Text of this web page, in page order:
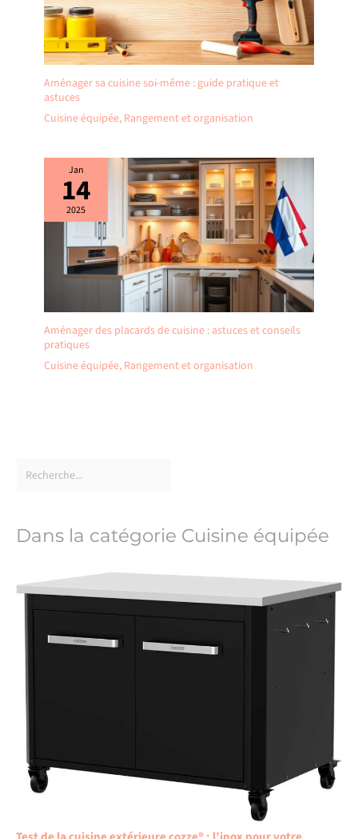
Aménager sa cuisine soi-même : guide pratique et
astuces
Cuisine équipée, Rangement et organisation
Jan
14
2025
Aménager des placards de cuisine : astuces et conseils
pratiques
Cuisine équipée, Rangement et organisation
Dans la catégorie Cuisine équipée